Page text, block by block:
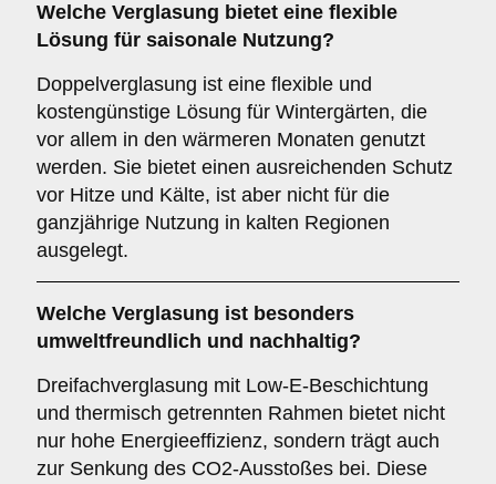
Welche Verglasung bietet eine flexible
Lösung für saisonale Nutzung?
Doppelverglasung ist eine flexible und
kostengünstige Lösung für Wintergärten, die
vor allem in den wärmeren Monaten genutzt
werden. Sie bietet einen ausreichenden Schutz
vor Hitze und Kälte, ist aber nicht für die
ganzjährige Nutzung in kalten Regionen
ausgelegt.
Welche Verglasung ist besonders
umweltfreundlich und nachhaltig?
Dreifachverglasung mit Low-E-Beschichtung
und thermisch getrennten Rahmen bietet nicht
nur hohe Energieeffizienz, sondern trägt auch
zur Senkung des CO2-Ausstoßes bei. Diese